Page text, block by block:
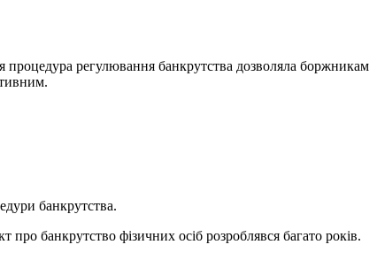
регулювання банкрутства дозволяла боржникам
банкрутства.
банкрутство фізичних осіб розроблявся багато років.